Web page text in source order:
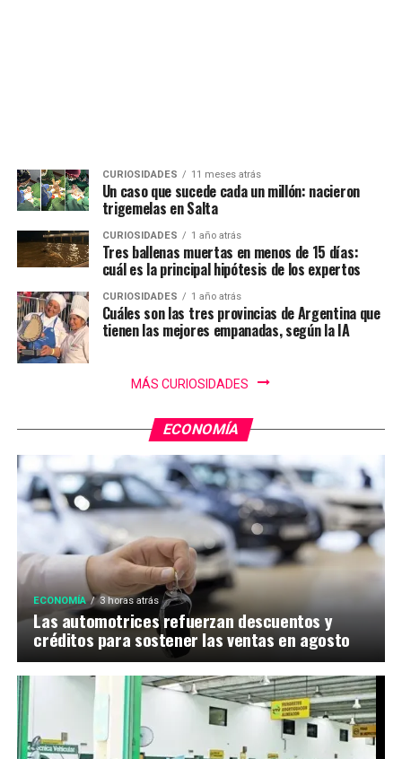
CURIOSIDADES 11 meses atrás
Un caso que sucede cada un millón: nacieron
trigemelas en Salta
CURIOSIDADES 1 año atrás
Tres ballenas muertas en menos de 15 días:
cuál es la principal hipótesis de los expertos
CURIOSIDADES 1 año atrás
Cuáles son las tres provincias de Argentina que
tienen las mejores empanadas, según la IA
MÁS CURIOSIDADES
ECONOMÍA
ECONOMÍA 3 horas atrás
Las automotrices refuerzan descuentos y
créditos para sostener las ventas en agosto